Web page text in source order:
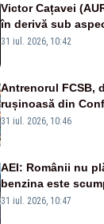
Victor Cațavei
în derivă sub
rezultat al
31 iul. 2026, 10:42
Antrenorul FCSB,
rușinoasă din
cum să nu scoți în
31 iul. 2026, 10:46
AEI: Românii nu
benzina este
benzina ieftină e
31 iul. 2026, 10:47